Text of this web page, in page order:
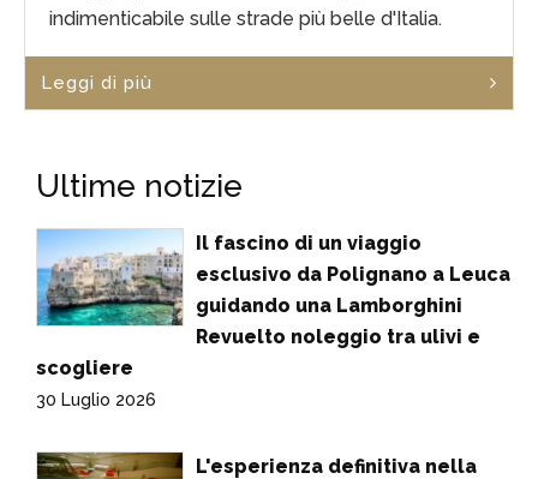
indimenticabile sulle strade più belle d'Italia.
Leggi di più
Ultime notizie
Il fascino di un viaggio
esclusivo da Polignano a Leuca
guidando una Lamborghini
Revuelto noleggio tra ulivi e
scogliere
30 Luglio 2026
L'esperienza definitiva nella